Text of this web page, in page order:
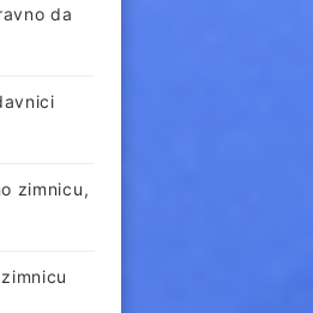
da
zimnicu,